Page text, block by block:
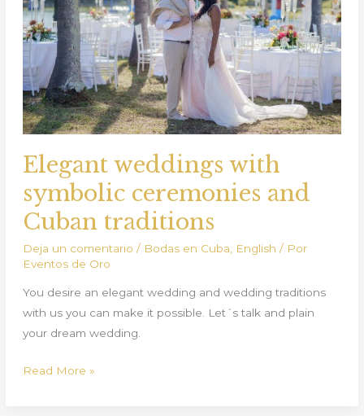
Elegant weddings with
symbolic ceremonies and
Cuban traditions
Deja un comentario / Bodas en Cuba English / Por
Eventos de Oro
You desire an elegant wedding and wedding traditions
with us you can make it possible. Let´s talk and plain
your dream wedding.
ceremonies
and
Cuban
traditions
Read More »